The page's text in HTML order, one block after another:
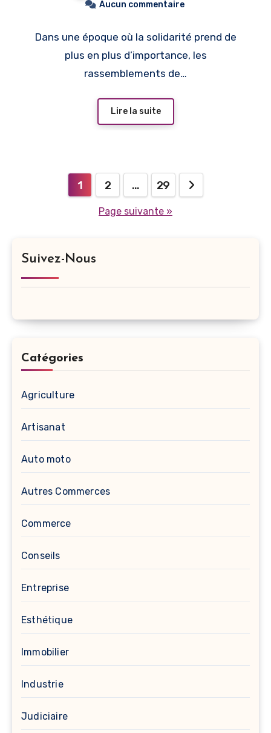
Aucun commentaire
Dans une époque où la solidarité prend de
plus en plus d’importance, les
rassemblements de…
Lire la suite
Pagination
1 2 … 29
Page suivante »
Suivez-Nous
Catégories
Agriculture
Artisanat
Auto moto
Autres Commerces
Commerce
Conseils
Entreprise
Esthétique
Immobilier
Industrie
Judiciaire